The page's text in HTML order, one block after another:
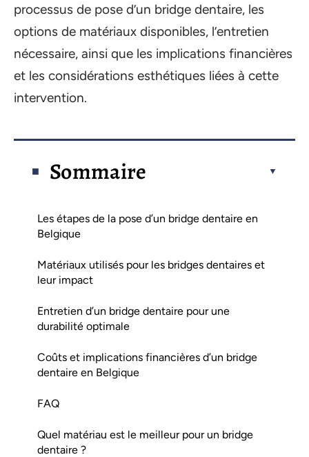
processus de pose d’un bridge dentaire, les
options de matériaux disponibles, l’entretien
nécessaire, ainsi que les implications financières
et les considérations esthétiques liées à cette
intervention.
Sommaire
Les étapes de la pose d’un bridge dentaire en
Belgique
Matériaux utilisés pour les bridges dentaires et
leur impact
Entretien d’un bridge dentaire pour une
durabilité optimale
Coûts et implications financières d’un bridge
dentaire en Belgique
FAQ
Quel matériau est le meilleur pour un bridge
dentaire ?